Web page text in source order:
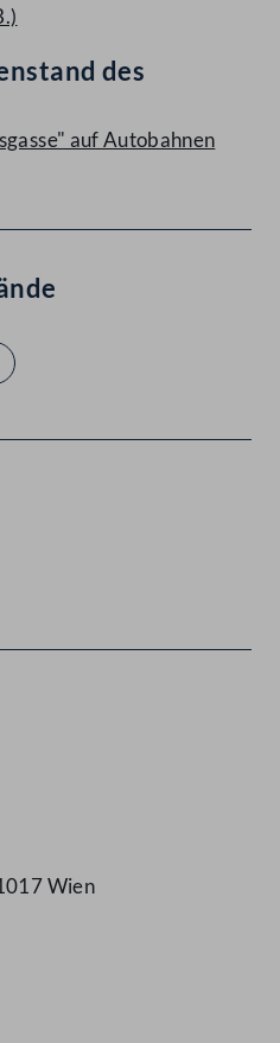
des
auf Autobahnen
Wien